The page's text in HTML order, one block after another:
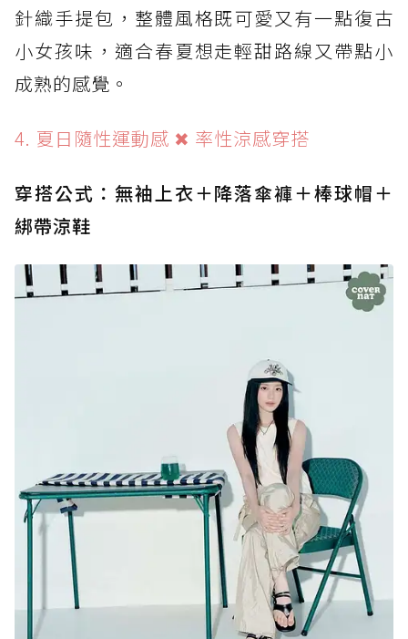
針織手提包，整體風格既可愛又有一點復古
小女孩味，適合春夏想走輕甜路線又帶點小
成熟的感覺。
4. 夏日隨性運動感 ✖ 率性涼感穿搭
穿搭公式：無袖上衣＋降落傘褲＋棒球帽＋
綁帶涼鞋